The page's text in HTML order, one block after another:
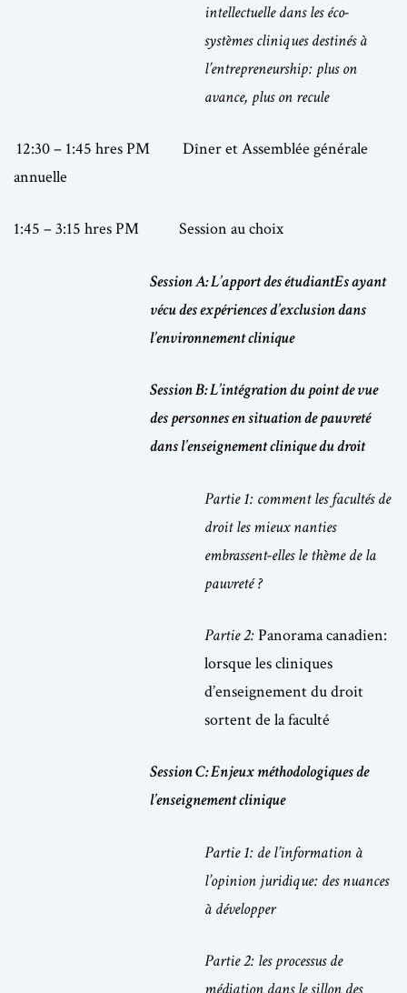
intellectuelle dans les éco-
systèmes cliniques destinés à
l’entrepreneurship: plus on
avance, plus on recule
12:30 – 1:45 hres PM Dîner et Assemblée générale
annuelle
1:45 – 3:15 hres PM Session au choix
Session A: L’apport des étudiantEs ayant
vécu des expériences d’exclusion dans
l’environnement clinique
Session B:L’intégration du point de vue
des personnes en situation de pauvreté
dans l’enseignement clinique du droit
Partie 1: comment les facultés de
droit les mieux nanties
embrassent-elles le thème de la
pauvreté ?
Partie 2:Panorama canadien:
lorsque les cliniques
d’enseignement du droit
sortent de la faculté
Session C: Enjeux méthodologiques de
l’enseignement clinique
Partie 1: de l’information à
l’opinion juridique: des nuances
à développer
Partie 2: les processus de